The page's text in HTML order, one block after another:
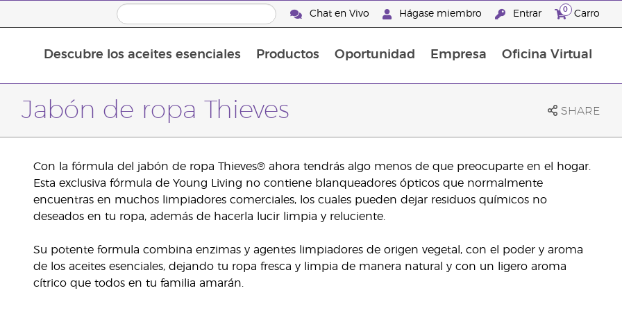
Chat en Vivo Hágase miembro Entrar 0 Carro
Descubre los aceites esenciales Productos Oportunidad Empresa Oficina Virtual
Jabón de ropa Thieves SHARE
Con la fórmula del jabón de ropa Thieves® ahora tendrás algo menos de que preocuparte en el hogar.
Esta exclusiva fórmula de Young Living no contiene blanqueadores ópticos que normalmente
encuentras en muchos limpiadores comerciales, los cuales pueden dejar residuos químicos no
deseados en tu ropa, además de hacerla lucir limpia y reluciente.
Su potente formula combina enzimas y agentes limpiadores de origen vegetal, con el poder y aroma
de los aceites esenciales, dejando tu ropa fresca y limpia de manera natural y con un ligero aroma
cítrico que todos en tu familia amarán.